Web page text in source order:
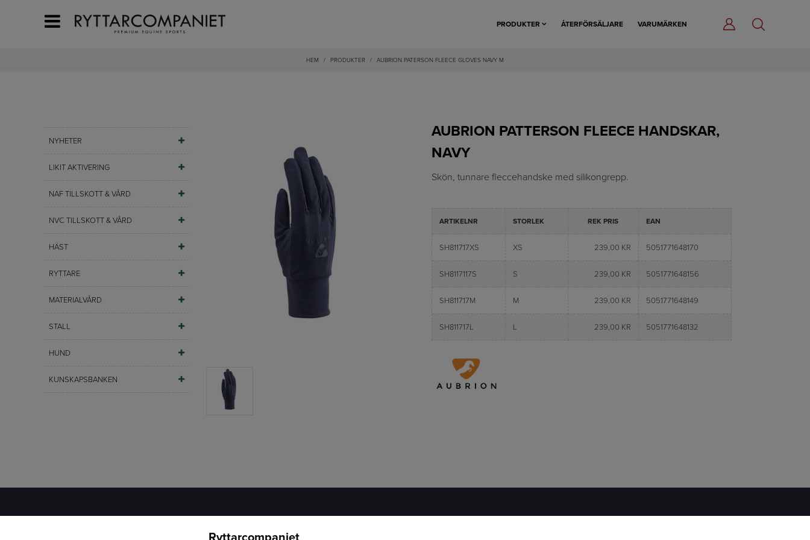
PRODUKTER ÅTERFÖRSÄLJARE VARUMÄRKEN
HEM / PRODUKTER / AUBRION PATERSON FLEECE GLOVES NAVY M
NYHETER
LIKIT AKTIVERING
NAF TILLSKOTT & VÅRD
NVC TILLSKOTT & VÅRD
HÄST
RYTTARE
MATERIALVÅRD
STALL
HUND
KUNSKAPSBANKEN
AUBRION PATTERSON FLEECE HANDSKAR,
NAVY
Skön, tunnare fleccehandske med silikongrepp.
ARTIKELNR STORLEK REK PRIS EAN
SH811717XS XS 239,00 KR 5051771648170
SH8117117S S 239,00 KR 5051771648156
SH811717M M 239,00 KR 5051771648149
SH811717L L 239,00 KR 5051771648132